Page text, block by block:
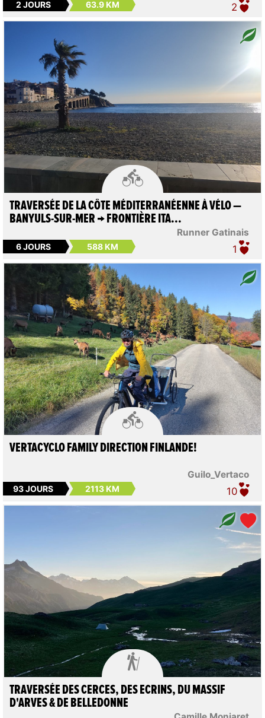
2 JOURS 63.9 KM 2

Runner Gatinais
TRAVERSÉE DE LA CÔTE MÉDITERRANÉENNE À VÉLO —
BANYULS-SUR-MER → FRONTIÈRE ITA...
6 JOURS 588 KM 1

Guilo_Vertaco
VERTACYCLO FAMILY DIRECTION FINLANDE!
93 JOURS 2113 KM 10

TRAVERSÉE DES CERCES, DES ECRINS, DU MASSIF
D'ARVES & DE BELLEDONNE